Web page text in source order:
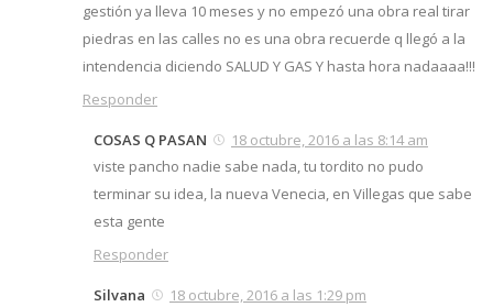
gestión ya lleva 10 meses y no empezó una obra real tirar
piedras en las calles no es una obra recuerde q llegó a la
intendencia diciendo SALUD Y GAS Y hasta hora nadaaaa!!!
Responder
COSAS Q PASAN
18 octubre, 2016 a las 8:14 am
viste pancho nadie sabe nada, tu tordito no pudo
terminar su idea, la nueva Venecia, en Villegas que sabe
esta gente
Responder
Silvana
18 octubre, 2016 a las 1:29 pm